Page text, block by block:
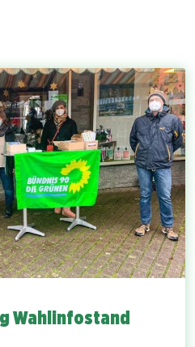
Wahlinfostand